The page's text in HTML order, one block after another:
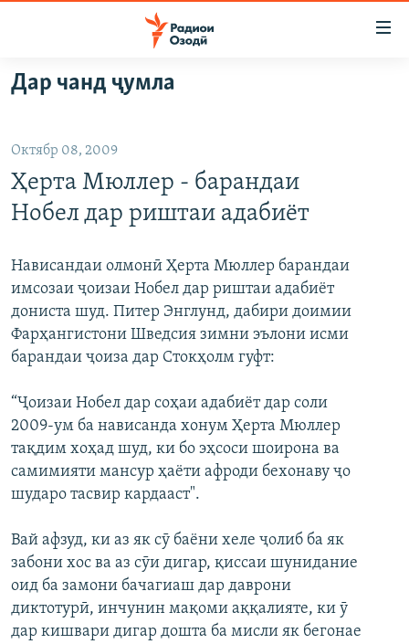
Ҷаҳиш
ба
аслӣ
Ҷаҳиш
ба
феҳристи
Ҷаҳиш
ГӮШАҲО
ҶОМЕА
ҚАЗИЯИ "КРОКУС"
ОСИЁИ МАРКАЗӢ
ФАРҲАНГ
МЕҲМОНИ ОЗОДӢ
ВАРЗИШ
РӮЗГОРИ МУҲОҶИР
САЛОМ, ХОҲАР
ТАҲҚИҚОТ
ҶАНГ ДАР УКРАИНА
НАЗАРИ МАРДУМ
БЛОГИСТОН
ОЗОДӢ ОНЛАЙН
ЧАНДРАСОНАӢ
ВИДЕО
НИГОРИСТОН
ГУЗОРИШҲОИ РАДИОӢ
РӮЙХАТҲО
КИТОБҲОИ ОЗОДӢ
Русский
ПАЙГИРӢ КУНЕД
Ҳамаи сомонаҳои RFE/RL
Дар чанд ҷумла
Октябр 08, 2009
Ҳерта Мюллер - барандаи
Нобел дар риштаи адабиёт
Нависандаи олмонӣ Ҳерта Мюллер барандаи
имсозаи ҷоизаи Нобел дар риштаи адабиёт
дониста шуд. Питер Энглунд, дабири доимии
Фарҳангистони Шведсия зимни эълони исми
барандаи ҷоиза дар Стокҳолм гуфт:
“Ҷоизаи Нобел дар соҳаи адабиёт дар соли
2009-ум ба нависанда хонум Ҳерта Мюллер
тақдим хоҳад шуд, ки бо эҳсоси шоирона ва
самимияти мансур ҳаёти афроди бехонаву ҷо
шударо тасвир кардааст".
Вай афзуд, ки аз як сӯ баёни хеле ҷолиб ба як
забони хос ва аз сӯи дигар, қиссаи шунидание
оид ба замони бачагиаш дар даврони
диктотурӣ, инчунин мақоми аққалияте, ки ӯ
дар кишвари дигар дошта ба мисли як бегонае